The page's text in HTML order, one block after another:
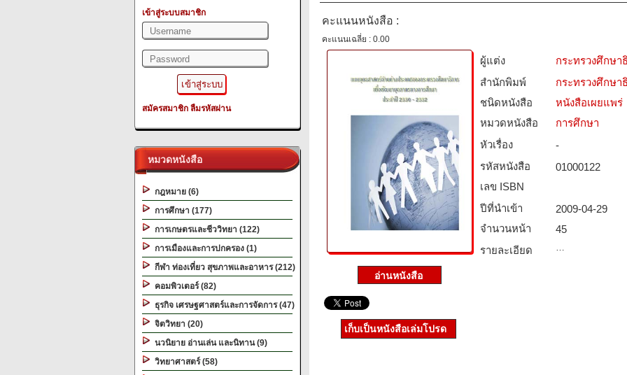
เข้าสู่ระบบสมาชิก
สมัครสมาชิก ลืมรหัสผ่าน
หมวดหนังสือ
กฎหมาย (6)
การศึกษา (177)
การเกษตรและชีววิทยา (122)
การเมืองและการปกครอง (1)
กีฬา ท่องเที่ยว สุขภาพและอาหาร (212)
คอมพิวเตอร์ (82)
ธุรกิจ เศรษฐศาสตร์และการจัดการ (47)
จิตวิทยา (20)
นวนิยาย อ่านเล่น และนิทาน (9)
วิทยาศาสตร์ (58)
คะแนนหนังสือ :
คะแนนเฉลี่ย : 0.00
ผู้แต่ง
กระทรวงศึกษา
สำนักพิมพ์
กระทรวงศึกษา
ชนิดหนังสือ­
หนังสือเผยแพร่
หมวดหนังสือ­
การศึกษา
หัวเรื่อง
-
รหัสหนังสือ­
01000122
เลข ISBN
ปีที่นำเข้า
2009-04-29
จำนวนหน้า
45
รายละเอียด
…
เก็บเป็นหนังสือเล่มโปรด